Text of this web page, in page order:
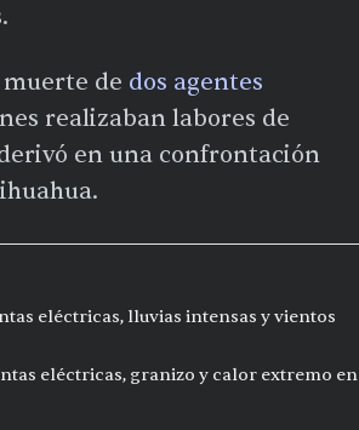
de dos agentes
realizaban labores de
en una confrontación
eléctricas, lluvias intensas y vientos
eléctricas, granizo y calor extremo en